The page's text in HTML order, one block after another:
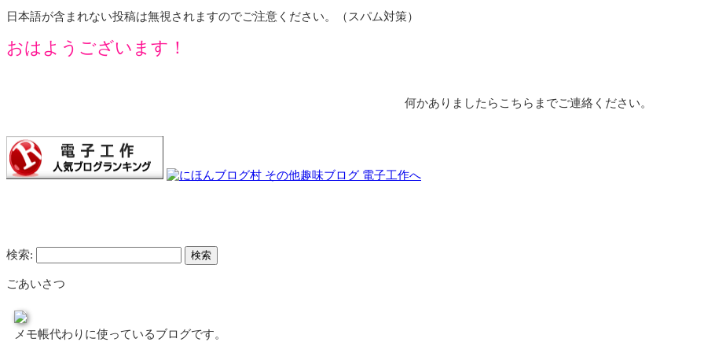
日本語が含まれない投稿は無視されますのでご注意ください。（スパム対策）
おはようございます！
何かありましたらこちらまでご連絡ください。
検索:
ごあいさつ
メモ帳代わりに使っているブログです。